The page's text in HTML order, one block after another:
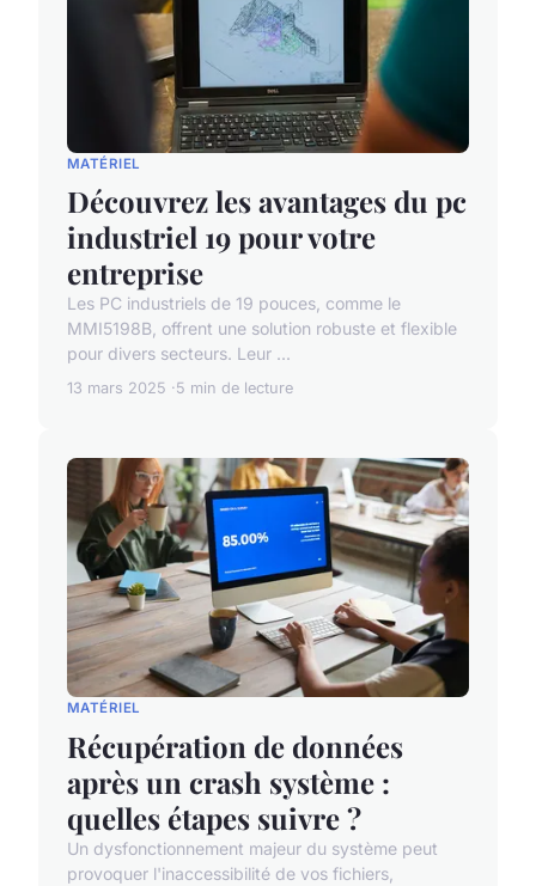
MATÉRIEL
Découvrez les avantages du pc
industriel 19 pour votre
entreprise
Les PC industriels de 19 pouces, comme le
MMI5198B, offrent une solution robuste et flexible
pour divers secteurs. Leur ...
13 mars 2025 5 min de lecture
MATÉRIEL
Récupération de données
après un crash système :
quelles étapes suivre ?
Un dysfonctionnement majeur du système peut
provoquer l'inaccessibilité de vos fichiers,